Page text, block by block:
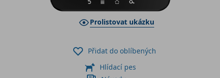
Prolistovat ukázku
Přidat do oblíbených
Hlídací pes